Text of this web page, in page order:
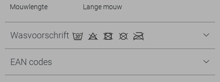
Mouwlengte
Lange mouw
Wasvoorschrift
EAN codes